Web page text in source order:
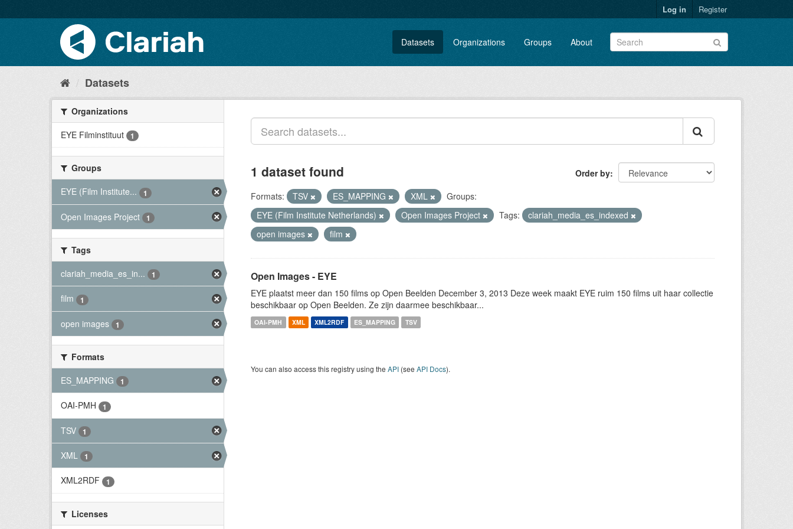
Log in Register
Datasets Organizations Groups About
Datasets
Organizations
EYE Filminstituut
1
Groups
EYE (Film Institute...
1
Open Images Project 1
Tags
clariah_media_es_in...
1
film 1
open images 1
Formats
ES_MAPPING
1
OAI-PMH 1
TSV 1
XML 1
XML2RDF 1
Licenses
Order by
1 dataset found
Formats: TSV ES_MAPPING XML
Groups:
EYE (Film Institute Netherlands)
Open Images Project Tags:
clariah_media_es_indexed
open images
film
Open Images - EYE
EYE plaatst meer dan 150 films op Open Beelden December 3, 2013 Deze week maakt EYE ruim 150 films uit haar collectie
beschikbaar op Open Beelden. Ze zijn daarmee beschikbaar...
OAI-PMH XML XML2RDF ES_MAPPING TSV
You can also access this registry using the API (see API Docs).